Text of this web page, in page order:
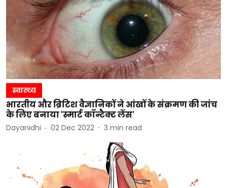
स्वास्थ्य
भारतीय और ब्रिटिश वैज्ञानिकों ने आंखों के संक्रमण की जांच
के लिए बनाया 'स्मार्ट कॉन्टैक्ट लेंस'
Dayanidhi 02 Dec 2022 3 min read